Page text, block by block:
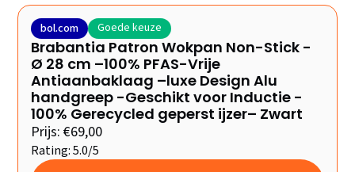
bol.com Goede keuze
Brabantia Patron Wokpan Non-Stick -
Ø 28 cm –100% PFAS-Vrije
Antiaanbaklaag –luxe Design Alu
handgreep -Geschikt voor Inductie -
100% Gerecycled geperst ijzer– Zwart
Prijs: €69,00
Rating: 5.0/5